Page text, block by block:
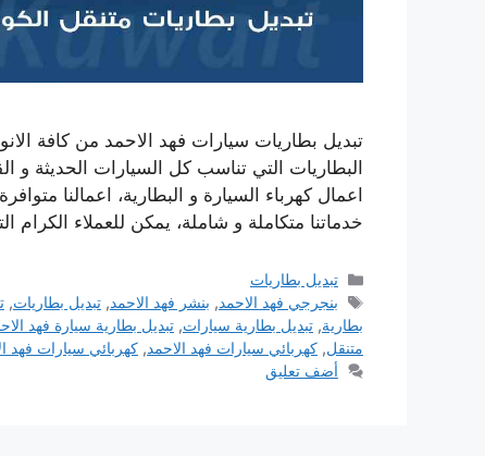
تبديل بطاريات سيارات فهد الاحمد من كافة
البطاريات التي تناسب كل السيارات الحديثة و
اعمال كهرباء السيارة و البطارية، اعمالنا
خدماتنا متكاملة و شاملة، يمكن للعملاء الكرام
التصنيفات
تبديل بطاريات
الوسوم
بنجرجي فهد الاحمد, بنشر فهد الاحمد,تبديل بطاريات,
بطارية, تبديل بطارية سيارات, تبديل بطارية سيارة فهد
متنقل, كهربائي سيارات فهد الاحمد, كهربائي سيارات فهد
أضف تعليق